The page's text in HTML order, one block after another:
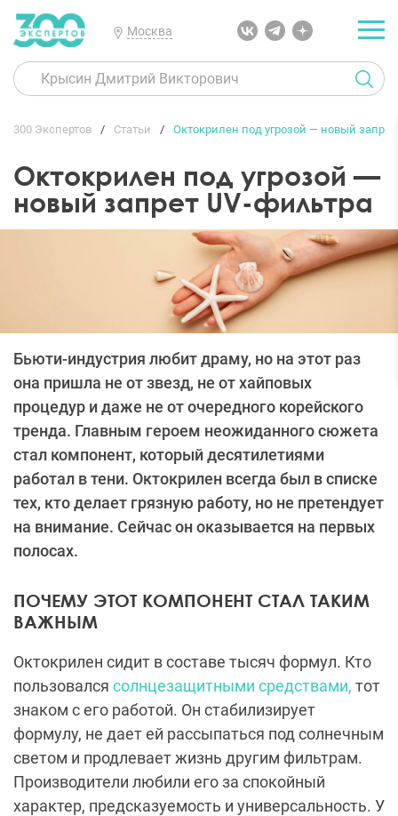
Москва
300 Экспертов Статьи Октокрилен под угрозой — новый
Октокрилен под угрозой —
новый запрет UV-фильтра
Бьюти-индустрия любит драму, но на этот раз
она пришла не от звезд, не от хайповых
процедур и даже не от очередного корейского
тренда. Главным героем неожиданного сюжета
стал компонент, который десятилетиями
работал в тени. Октокрилен всегда был в списке
тех, кто делает грязную работу, но не претендует
на внимание. Сейчас он оказывается на первых
полосах.
ПОЧЕМУ ЭТОТ КОМПОНЕНТ СТАЛ ТАКИМ
ВАЖНЫМ
Октокрилен сидит в составе тысяч формул. Кто
пользовался солнцезащитными средствами, тот
знаком с его работой. Он стабилизирует
формулу, не дает ей рассыпаться под солнечным
светом и продлевает жизнь другим фильтрам.
Производители любили его за спокойный
характер, предсказуемость и универсальность. У